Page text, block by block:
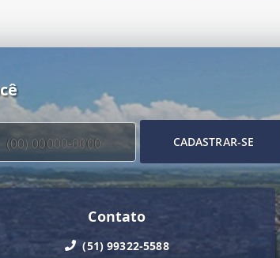
CADASTRAR-SE
Contato
(51) 99322-5588